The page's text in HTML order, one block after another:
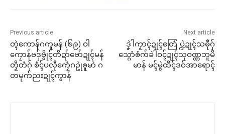
Previous article
တ္ၚဲကောန်ဂကူမန် (၆၉) ဝါ
ကၠောန်ဗဒှ်ဗွိုၚ်တိဍာ်ဗော်ဍုၚ်မန်
တၟိတံဂှ် စံၚ်ပလီုကၠေံဂဥုဲၜူမာဲ ဂ
တမုက်ညးဍုၚ်ကွာန်
Next article
ဒၞဲါကၟာၚ်ဍုၚ်တြေံ ပ္ဍဲဍုၚ်သဓီုဂှ်
သ္ဂောံၜံက်ခဲါဝၚ်ဍုၚ်သုဝဏ္ဏဘူမိ
မာန် မၚ်မွဲထိၚ်ဒဝ်အာရောၚ်